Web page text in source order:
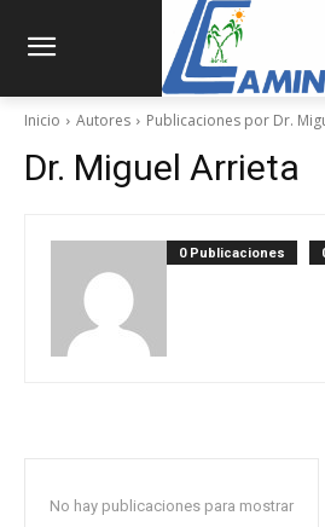
Inicio Autores Publicaciones por Dr.
Dr. Miguel Arrieta
0 Publicaciones
No hay publicaciones para mostrar